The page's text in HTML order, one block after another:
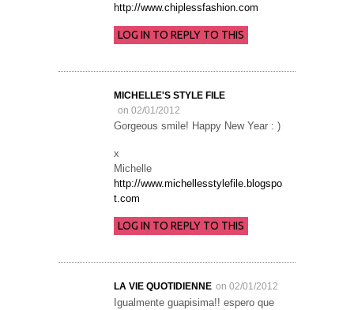
http://www.chiplessfashion.com
LOG IN TO REPLY TO THIS
MICHELLE'S STYLE FILE
on 02/01/2012
Gorgeous smile! Happy New Year : )
x
Michelle
http://www.michellesstylefile.blogspo
t.com
LOG IN TO REPLY TO THIS
LA VIE QUOTIDIENNE on 02/01/2012
Igualmente guapisima!! espero que